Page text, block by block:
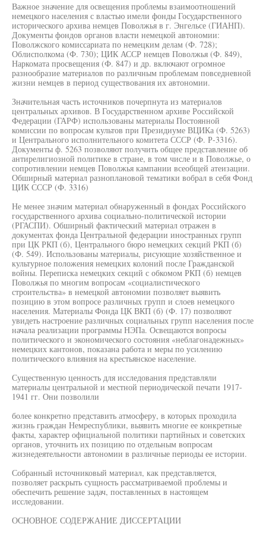
Важное значение для освещения проблемы взаимоотношений
немецкого населения с властью имели фонды Государственного
исторического архива немцев Поволжья в г. Энгельсе (ГИАНП).
Документы фондов органов власти немецкой автономии:
Поволжского комиссариата по немецким делам (Ф. 728);
Облисполкома (Ф. 730); ЦИК АССР немцев Поволжья (Ф. 849),
Наркомата просвещения (Ф. 847) и др. включают огромное
разнообразие материалов по различным проблемам повседневной
жизни немцев в период существования их автономии.
Значительная часть источников почерпнута из материалов
центральных архивов. В Государственном архиве Российской
Федерации (ГАРФ) использованы материалы Постоянной
комиссии по вопросам культов при Президиуме ВЦИКа (Ф. 5263)
и Центрального исполнительного комитета СССР (Ф. Р-3316).
Документы ф. 5263 позволяют получить общее представление об
антирелигиозной политике в стране, в том числе и в Поволжье, о
сопротивлении немцев Поволжья кампании всеобщей атеизации.
Обширный материал разноплановой тематики вобрал в себя Фонд
ЦИК СССР (Ф. 3316)
Не менее значим материал обнаруженный в фондах Российского
государственного архива социально-политической истории
(РГАСПИ). Обширный фактический материал отражен в
документах фонда Центральной федерации иностранных групп
при ЦК РКП (б), Центрального бюро немецких секций РКП (б)
(Ф. 549). Использованы материалы, рисующие хозяйственное и
культурное положения немецких колоний после Гражданской
войны. Переписка немецких секций с обкомом РКП (б) немцев
Поволжья по многим вопросам «социалистического
строительства» в немецкой автономии позволяет выявить
позицию в этом вопросе различных групп и слоев немецкого
населения. Материалы Фонда ЦК ВКП (б) (Ф. 17) позволяют
увидеть настроение различных социальных групп населения после
начала реализации программы НЭПа. Освещаются вопросы
политического и экономического состояния «неблагонадежных»
немецких кантонов, показана работа и меры по усилению
политического влияния на крестьянское население.
Существенную ценность для исследования представляли
материалы центральной и местной периодической печати 1917-
1941 гг. Они позволили
более конкретно представить атмосферу, в которых проходила
жизнь граждан Немреспублики, выявить многие ее конкретные
факты, характер официальной политики партийных и советских
органов, уточнить их позицию по отдельным вопросам
жизнедеятельности автономии в различные периоды ее истории.
Собранный источниковый материал, как представляется,
позволяет раскрыть сущность рассматриваемой проблемы и
обеспечить решение задач, поставленных в настоящем
исследовании.
ОСНОВНОЕ СОДЕРЖАНИЕ ДИССЕРТАЦИИ